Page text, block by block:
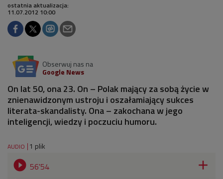
ostatnia aktualizacja:
11.07.2012 10:00
Obserwuj nas na
Google News
On lat 50, ona 23. On – Polak mający za sobą życie w
znienawidzonym ustroju i oszałamiający sukces
literata-skandalisty. Ona – zakochana w jego
inteligencji, wiedzy i poczuciu humoru.
AUDIO 1 plik
 56'54 